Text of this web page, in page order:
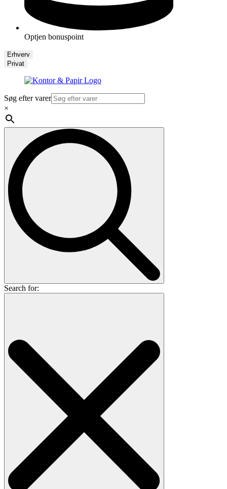
Optjen bonuspoint
Erhverv
Privat
Søg efter varer
×
Search for: